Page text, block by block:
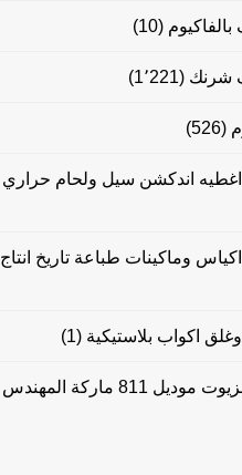
(10)
شرنك (1٬221)
(526)
اغطيه اندكشن سيل ولحام حراري
وماكينات طباعة تاريخ انتاج
اكواب بلاستيكية (1)
ماكينة عصر الزيوت موديل 811 ماركة المهندس